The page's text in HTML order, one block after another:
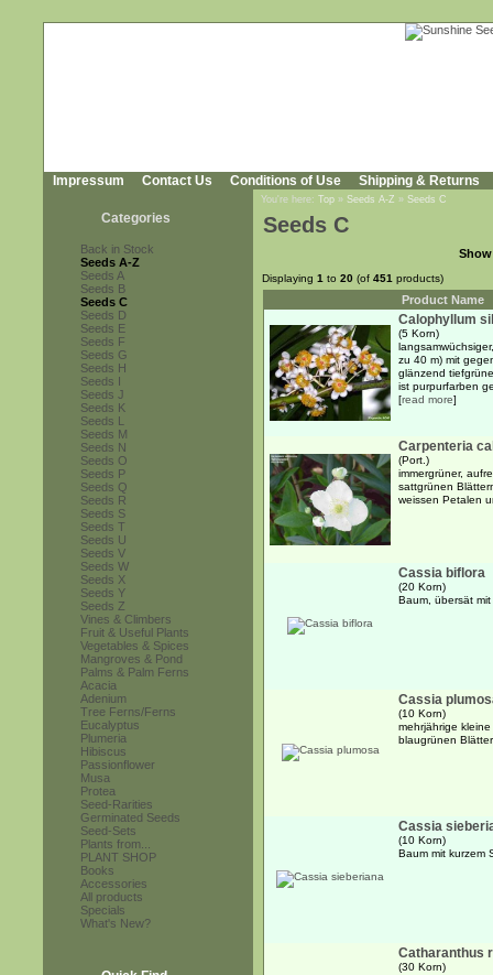
Impressum Contact Us Conditions of Use Shipping & Returns
Categories
Back in Stock
Seeds A-Z
Seeds A
Seeds B
Seeds C
Seeds D
Seeds E
Seeds F
Seeds G
Seeds H
Seeds I
Seeds J
Seeds K
Seeds L
Seeds M
Seeds N
Seeds O
Seeds P
Seeds Q
Seeds R
Seeds S
Seeds T
Seeds U
Seeds V
Seeds W
Seeds X
Seeds Y
Seeds Z
Vines & Climbers
Fruit & Useful Plants
Vegetables & Spices
Mangroves & Pond
Palms & Palm Ferns
Acacia
Adenium
Tree Ferns/Ferns
Eucalyptus
Plumeria
Hibiscus
Passionflower
Musa
Protea
Seed-Rarities
Germinated Seeds
Seed-Sets
Plants from...
PLANT SHOP
Books
Accessories
All products
Specials
What's New?
You're here: Top » Seeds A-Z » Seeds C
Seeds C
Displaying 1 to 20 (of 451 products)
Product Name
Calophyllum
(5 Korn)
zu 40 m) mit
glänzend
ist purpurfarben
[read more]
Carpenteria
(Port.)
immergrüner,
sattgrünen
weissen Petalen
Cassia biflora
(20 Korn)
Baum, übersät
Cassia
(10 Korn)
mehrjährige
blaugrünen
Cassia
(10 Korn)
Baum mit kurzem
Catharanthus
(30 Korn)